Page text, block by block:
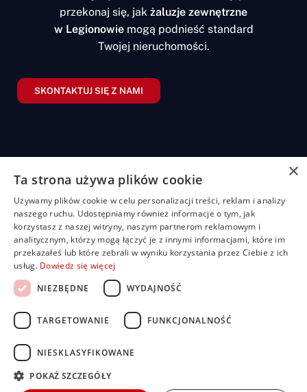
przekonaj się, jak żaluzje zewnętrzne
w Legionowiemogą podnieść standard
Twojej nieruchomości.
SKONTAKTUJ SIĘ Z NAMI
+48
507
704
919
biuro@rolbest.pl
Żaluzje
Żaluzje
bambusowe
Żaluzje
drewniane
Żaluzje
aluminiowe
Żaluzje
Żaluzje
Rolety
Rolety
dzień/noc
Rolety
materiałowe
Rolety
rzymskie
Rolety
(pilsy)
zewnętrzne
screen
Pozostałe
Shuttersy
Markizy
Moskitiery
Pergole
Menu
Strona
główna
O
nas
inspiracje
linki
Polityka
prywatności
Regulamin
×
Ta strona używa plików cookie
Używamy plików cookie w celu personalizacji treści, reklam i analizy
naszego ruchu. Udostępniamy również informacje o tym, jak
korzystasz z naszej witryny, naszym partnerom reklamowym i
analitycznym, którzy mogą łączyć je z innymi informacjami, które im
przekazałeś lub które zebrali w wyniku korzystania przez Ciebie z ich
usług. Dowiedz się więcej
NIEZBĘDNE
WYDAJNOŚĆ
TARGETOWANIE FUNKCJONALNOŚĆ
NIESKLASYFIKOWANE
POKAŻ SZCZEGÓŁY